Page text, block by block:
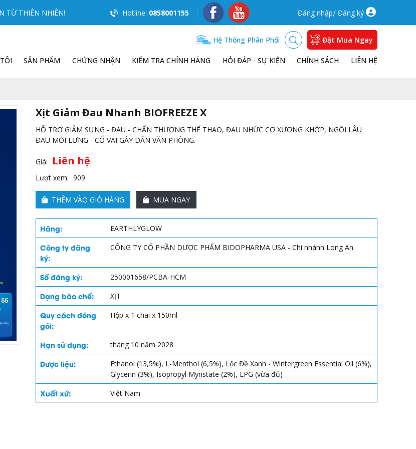
TỪ THIÊN NHIÊN! Hotline: 0858001155 Đăng nhập/ Đăng ký
Hệ Thống Phân Phối Đặt Mua Ngay
SẢN PHẨM CHỨNG NHẬN KIỂM TRA CHÍNH HÃNG HỎI ĐÁP - SỰ KIỆN CHÍNH SÁCH LIÊN HỆ
Xịt Giảm Đau Nhanh BIOFREEZE X
HỖ TRỢ GIẢM SƯNG - ĐAU - CHẤN THƯƠNG THỂ THAO, ĐAU NHỨC CƠ XƯƠNG KHỚP, NGỒI LÂU
ĐAU MỎI LƯNG - CỔ VAI GÁY DÂN VĂN PHÒNG.
Giá: Liên hệ
Lượt xem: 909
THÊM VÀO GIỎ HÀNG MUA NGAY
Hãng: EARTHLYGLOW
Công ty đăng
ký:
CÔNG TY CỔ PHẦN DƯỢC PHẨM BIDOPHARMA USA - Chi nhánh Long An
Số đăng ký: 250001658/PCBA-HCM
Dạng bào chế: XỊT
Quy cách đóng
gói:
Hộp x 1 chai x 150ml
Hạn sử dụng: tháng 10 năm 2028
Dược liệu:
Ethanol (13,5%), L-Menthol (6,5%), Lộc Đề Xanh - Wintergreen Essential Oil (6%),
Glycerin (3%), Isopropyl Myristate (2%), LPG (vừa đủ)
Xuất xứ: Việt Nam